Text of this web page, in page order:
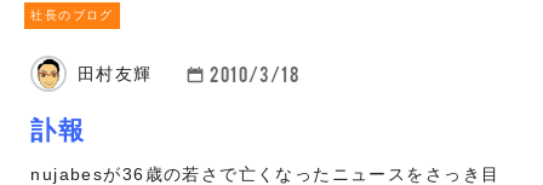
社長のブログ
田村友輝 2010/3/18
訃報
nujabesが36歳の若さで亡くなったニュースをさっき目